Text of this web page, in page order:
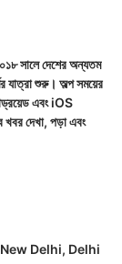
সালে দেশের অন্যতম
যাত্রা শুরু। অল্প সময়ের
এবং iOS
দেখা, পড়া এবং
Delhi, Delhi